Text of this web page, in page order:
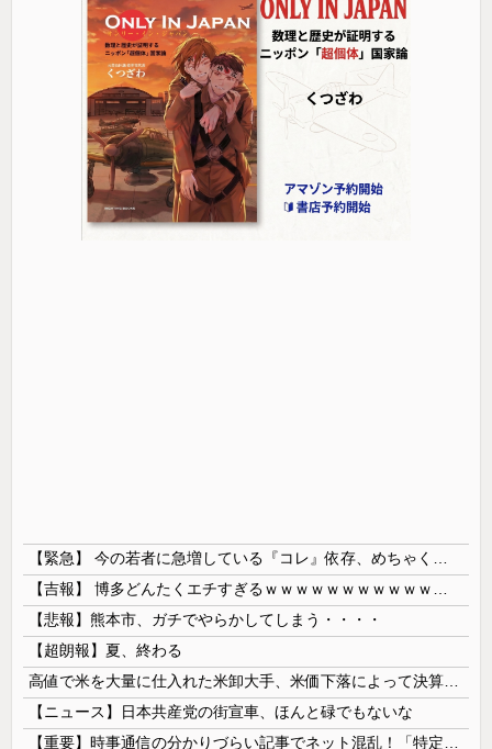
【悲報】熊本市、ガチでやらかしてしまう・・・・
【超朗報】夏、終わる
【ニュース】日本共産党の街宣車、ほんと碌でもないな